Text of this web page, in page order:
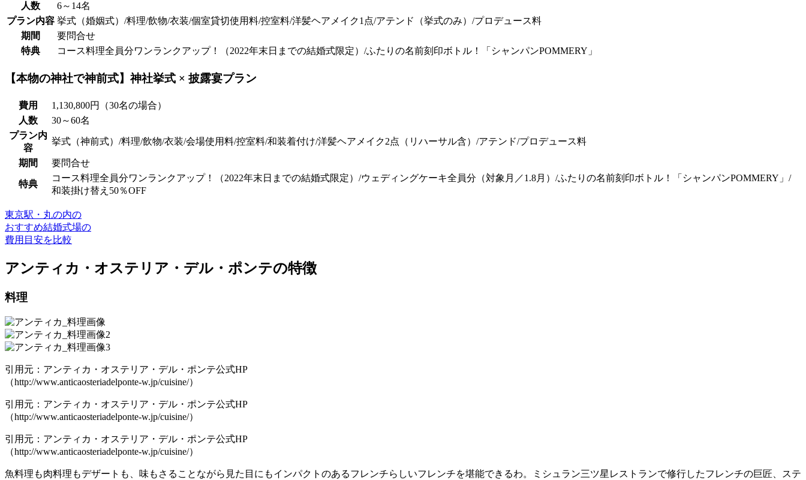
人数
6～14名
プラン内容 挙式（婚姻式）/料理/飲物/衣装/個室貸切使用料/控室料/洋髪ヘアメイク1点/アテンド（挙式のみ）/プロデュース料
期間
要問合せ
特典
コース料理全員分ワンランクアップ！（2022年末日までの結婚式限定）/ふたりの名前刻印ボトル！「シャンパンPOMMERY」
【本物の神社で神前式】神社挙式 × 披露宴プラン
費用
1,130,800円（30名の場合）
人数
30～60名
プラン内
容
挙式（神前式）/料理/飲物/衣装/会場使用料/控室料/和装着付け/洋髪ヘアメイク2点（リハーサル含）/アテンド/プロデュース料
期間 要問合せ
特典
コース料理全員分ワンランクアップ！（2022年末日までの結婚式限定）/ウェディングケーキ全員分（対象月／1.8月）/ふたりの名前刻印ボトル！「シャンパンPOMMERY」/
和装掛け替え50％OFF
東京駅・丸の内の
おすすめ結婚式場の
費用目安を比較
アンティカ・オステリア・デル・ポンテの特徴
料理
引用元：アンティカ・オステリア・デル・ポンテ公式HP
（http://www.anticaosteriadelponte-w.jp/cuisine/）
引用元：アンティカ・オステリア・デル・ポンテ公式HP
（http://www.anticaosteriadelponte-w.jp/cuisine/）
引用元：アンティカ・オステリア・デル・ポンテ公式HP
（http://www.anticaosteriadelponte-w.jp/cuisine/）
魚料理も肉料理もデザートも、味もさることながら見た目にもインパクトのあるフレンチらしいフレンチを堪能できるわ。ミシュラン三ツ星レストランで修行したフレンチの巨匠、ステ